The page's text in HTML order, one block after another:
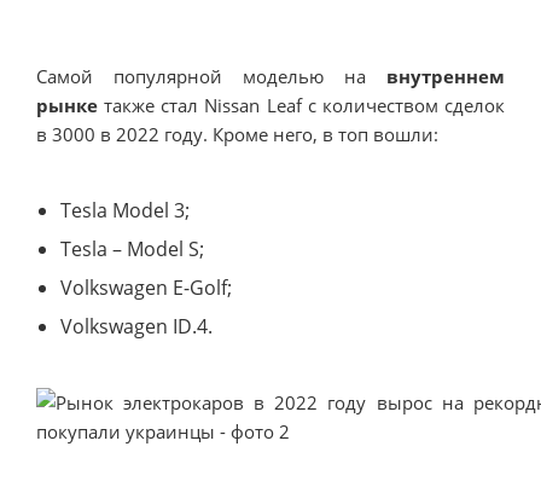
Самой популярной моделью на внутреннем
рынке также стал Nissan Leaf с количеством сделок
в 3000 в 2022 году. Кроме него, в топ вошли:
Tesla Model 3;
Tesla – Model S;
Volkswagen E-Golf;
Volkswagen ID.4.